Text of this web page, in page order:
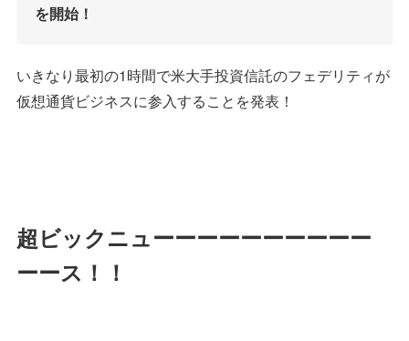
を開始！
いきなり最初の1時間で米大手投資信託のフェデリティが
仮想通貨ビジネスに参入することを発表！
超ビックニューーーーーーーーーー
ーース！！